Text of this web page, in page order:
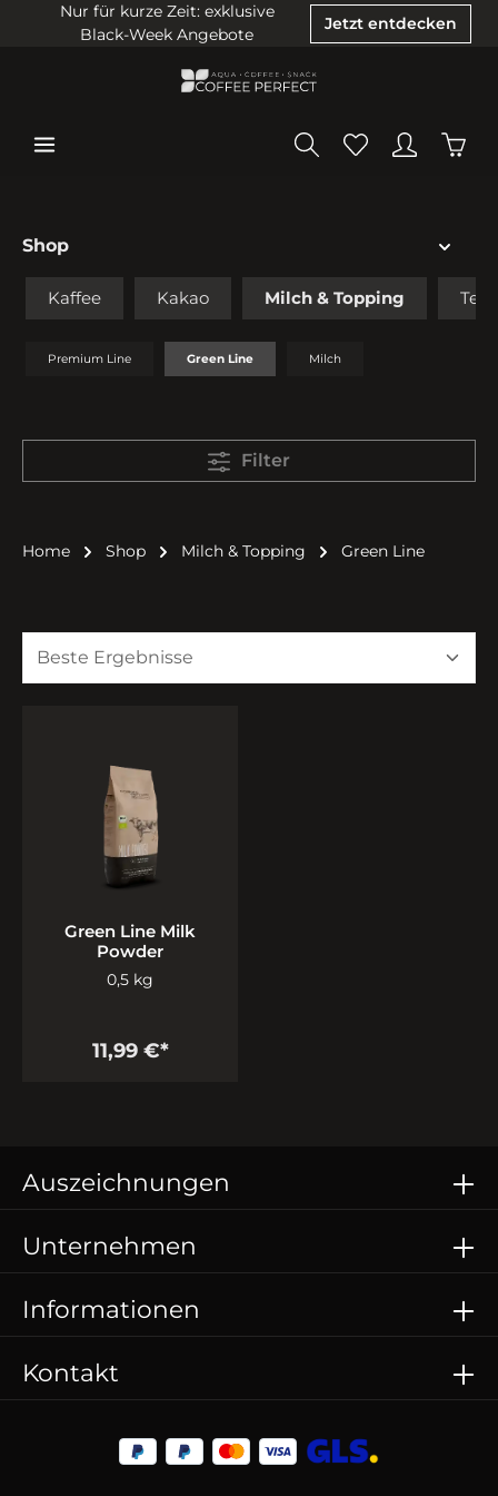
Nur für kurze Zeit: exklusive
Black-Week Angebote
Jetzt entdecken
Shop
Kaffee Kakao Milch & Topping Tee
Premium Line Green Line Milch
Filter
Home Shop Milch & Topping Green Line
Green Line Milk
Powder
0,5 kg
11,99 €*
Auszeichnungen
Kontakt
Unternehmen
Informationen